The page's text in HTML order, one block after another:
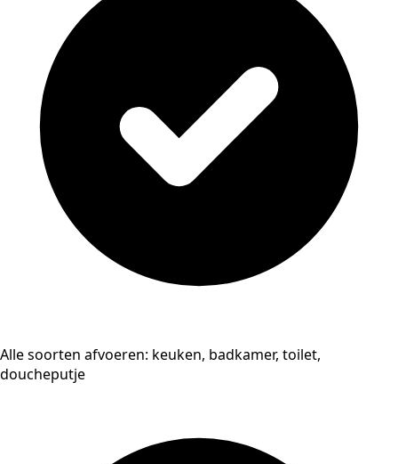
Alle soorten afvoeren: keuken, badkamer, toilet,
doucheputje